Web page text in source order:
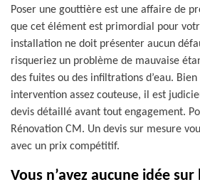
Poser une gouttière est une affaire de
que cet élément est primordial pour
installation ne doit présenter aucun
risqueriez un problème de mauvaise
des fuites ou des infiltrations d’eau. Bien
intervention assez couteuse, il est
devis détaillé avant tout engagement.
Rénovation CM. Un devis sur mesure
avec un prix compétitif.
Vous n’avez aucune idée